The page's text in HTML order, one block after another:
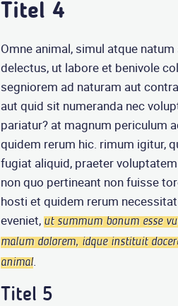
Titel 4
Omne animal, simul atque
delectus, ut labore et benivole
segniorem ad naturam aut
aut quid sit numeranda nec
pariatur? at magnum periculum
quidem rerum hic. rimum igitur,
fugiat aliquid, praeter
non quo pertineant non fuisse
hosti et quidem rerum
eveniet, ut summum bonum esse
malum dolorem, idque instituit
animal.
Titel 5